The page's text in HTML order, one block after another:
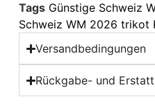
Tags Günstige Schweiz
Schweiz WM 2026 trikot
Versandbedingungen
Rückgabe- und